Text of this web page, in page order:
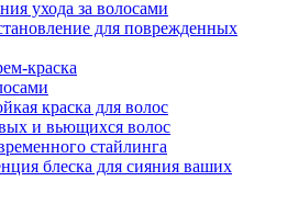
ухода за волосами
для поврежденных
краска
краска для волос
и вьющихся волос
стайлинга
блеска для сияния ваших